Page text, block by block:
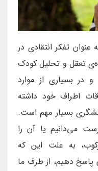
تفکر انتقادی در
تعقل و تحلیل کودک
در بسیاری از موارد
اطراف خود داشته
بسیار مهم است.
می‌دانیم یا آن را
به علت این که
پاسخ دهیم، از طرف ما